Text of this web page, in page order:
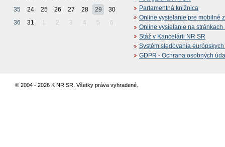
35
24 25 26 27 28 29
30
36
31 1 2 3 4 5 6
Parlamentná knižnica
Online vysielanie pre mobilné
Online vysielanie na stránkach
Stáž v Kancelárii NR SR
Systém sledovania
GDPR - Ochrana osobných
© 2004 - 2026 K NR SR. Všetky práva vyhradené.